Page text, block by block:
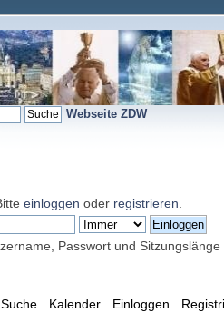
Webseite ZDW
einloggen oder registrieren
Passwort und Sitzungslänge
Suche Kalender Einloggen